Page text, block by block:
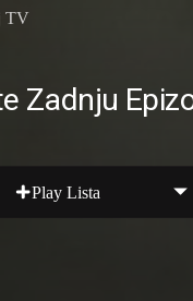
TV
Zadnju
Play Lista